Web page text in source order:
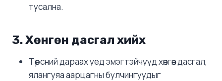
тусална.
3.Хөнгөн дасгал хийх
Төрсний дараах үед эмэгтэйчүүд хөнгөн дасгал,
ялангуяа аарцагны булчингуудыг